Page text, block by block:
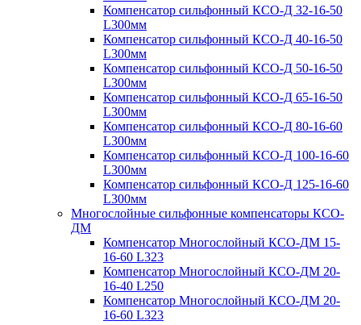
Компенсатор сильфонный КСО-Д 32-16-50
L300мм
Компенсатор сильфонный КСО-Д 40-16-50
L300мм
Компенсатор сильфонный КСО-Д 50-16-50
L300мм
Компенсатор сильфонный КСО-Д 65-16-50
L300мм
Компенсатор сильфонный КСО-Д 80-16-60
L300мм
Компенсатор сильфонный КСО-Д 100-16-60
L300мм
Компенсатор сильфонный КСО-Д 125-16-60
L300мм
Многослойные сильфонные компенсаторы КСО-
ДМ
Компенсатор Многослойный КСО-ДМ 15-
16-60 L323
Компенсатор Многослойный КСО-ДМ 20-
16-40 L250
Компенсатор Многослойный КСО-ДМ 20-
16-60 L323